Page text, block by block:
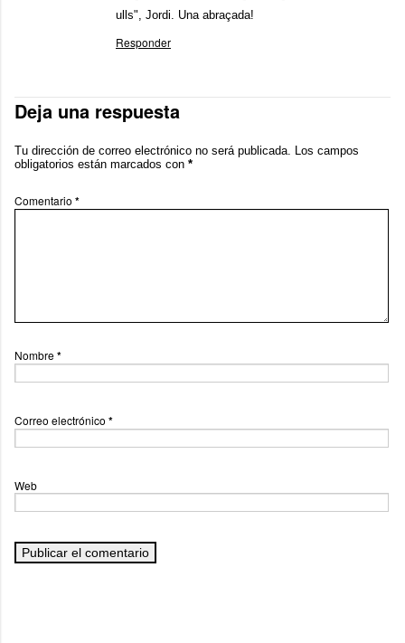
ulls", Jordi. Una abraçada!
Responder
Deja una respuesta
Tu dirección de correo electrónico no será publicada. Los campos
obligatorios están marcados con *
Comentario *
Nombre*
Correo electrónico *
Web